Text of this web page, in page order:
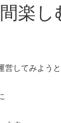
楽し
営してみようと